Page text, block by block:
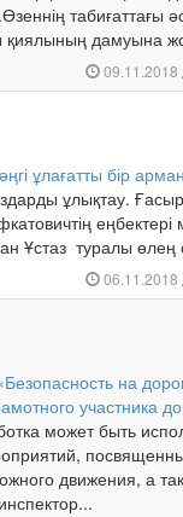
табиғаттағы
дамуына
09.11.2018
ұлағатты бір
ұлықтау.
Ұстаз туралы
06.11.2018
на
участника
может быть
движения, а